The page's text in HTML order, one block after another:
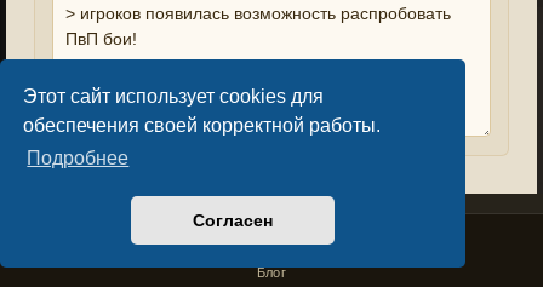
Этот сайт использует cookies для
обеспечения своей корректной работы.
Подробнее
Согласен
Privacy PolicyLicense Agreement
Copyright © Sacralium Games 2023-
Блог